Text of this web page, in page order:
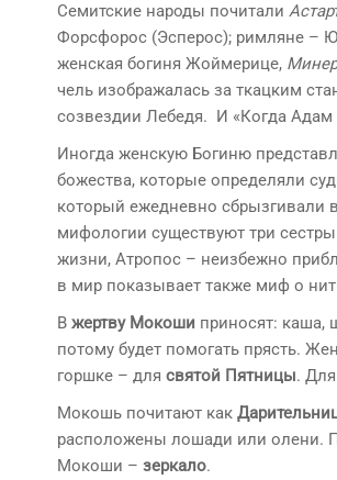
Семитские народы почитали
Форсфорос (Эсперос); римляне –
женская богиня Жоймерице,
чель изображалась за ткацким
созвездии Лебедя. И «Когда Адам
Иногда женскую Богиню
божества, которые определяли
который ежедневно сбрызгивали
мифологии существуют три
жизни, Атропос – неизбежно
в мир показывает также миф о
В жертву Мокоши приносят: каша,
потому будет помогать прясть.
горшке – для святой Пятницы.
Мокошь почитают как
расположены лошади или олени.
Мокоши – зеркало.